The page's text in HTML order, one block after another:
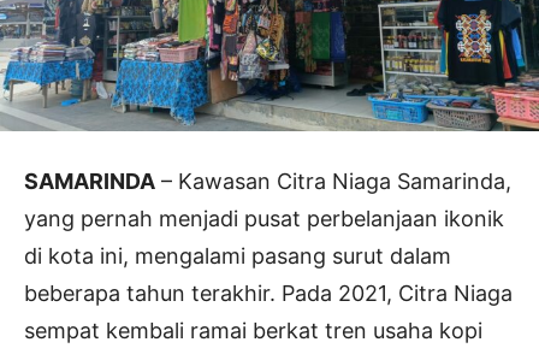
SAMARINDA – Kawasan Citra Niaga Samarinda,
yang pernah menjadi pusat perbelanjaan ikonik
di kota ini, mengalami pasang surut dalam
beberapa tahun terakhir. Pada 2021, Citra Niaga
sempat kembali ramai berkat tren usaha kopi